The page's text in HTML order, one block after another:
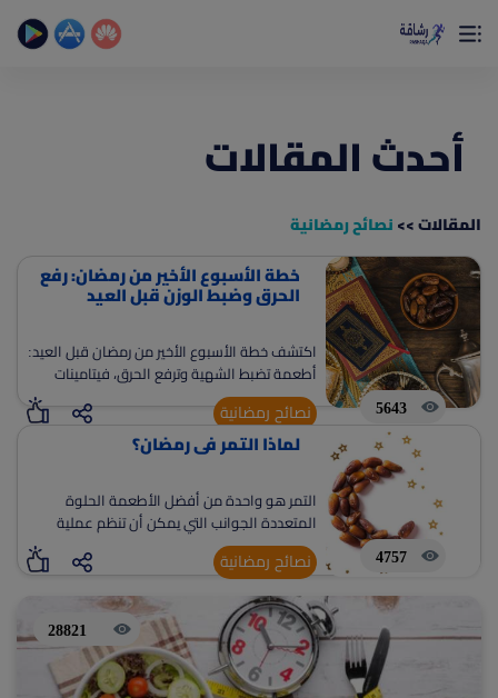
×
الصفحة الرئيسية(current)
المقالات
جديد
ادوات رشاقة
الأسئلة الشائعة(current)
أعلن معنا(current)
أحدث المقالات
المقالات >>نصائح رمضانية
5643
خطة الأسبوع الأخير من رمضان: رفع
الحرق وضبط الوزن قبل العيد
اكتشف خطة الأسبوع الأخير من رمضان قبل العيد:
أطعمة تضبط الشهية وترفع الحرق، فيتامينات
تدعم الأيض، جدول وجبات سبعة أيام متكامل،
ونصائح عملية لإدارة العزومات والحفاظ على وزنك
دون حرمان.
نصائح رمضانية
4757
لماذا التمر في رمضان؟
التمر هو واحدة من أفضل الأطعمة الحلوة
المتعددة الجوانب التي يمكن أن تنظم عملية
الهضم . ويمكن أن يعزز بشكل كبير من مستويات
الطاقة ويوفر احتياجات الألياف
نصائح رمضانية
28821